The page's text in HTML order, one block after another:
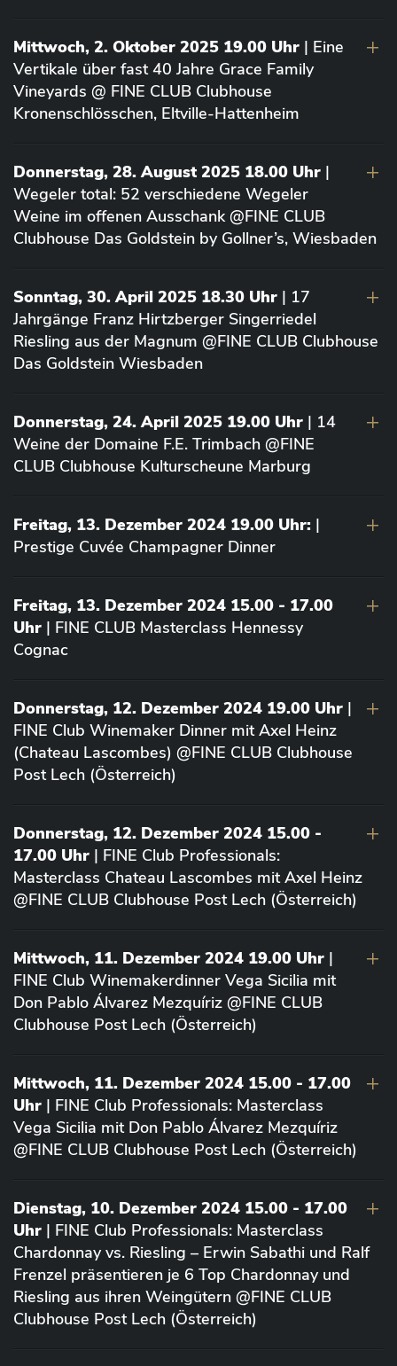
Mittwoch, 2. Oktober 2025 19.00 Uhr | Eine
Vertikale über fast 40 Jahre Grace Family
Vineyards @ FINE CLUB Clubhouse
Kronenschlösschen, Eltville-Hattenheim
Donnerstag, 28. August 2025 18.00 Uhr |
Wegeler total: 52 verschiedene Wegeler
Weine im offenen Ausschank @FINE CLUB
Clubhouse Das Goldstein by Gollner’s, Wiesbaden
Sonntag, 30. April 2025 18.30 Uhr | 17
Jahrgänge Franz Hirtzberger Singerriedel
Riesling aus der Magnum @FINE CLUB Clubhouse
Das Goldstein Wiesbaden
Donnerstag, 24. April 2025 19.00 Uhr | 14
Weine der Domaine F.E. Trimbach @FINE
CLUB Clubhouse Kulturscheune Marburg
Freitag, 13. Dezember 2024 19.00 Uhr: |
Prestige Cuvée Champagner Dinner
Freitag, 13. Dezember 2024 15.00 - 17.00
Uhr | FINE CLUB Masterclass Hennessy
Cognac
Donnerstag, 12. Dezember 2024 19.00 Uhr |
FINE Club Winemaker Dinner mit Axel Heinz
(Chateau Lascombes) @FINE CLUB Clubhouse
Post Lech (Österreich)
Donnerstag, 12. Dezember 2024 15.00 -
17.00 Uhr | FINE Club Professionals:
Masterclass Chateau Lascombes mit Axel Heinz
@FINE CLUB Clubhouse Post Lech (Österreich)
Mittwoch, 11. Dezember 2024 19.00 Uhr |
FINE Club Winemakerdinner Vega Sicilia mit
Don Pablo Álvarez Mezquíriz @FINE CLUB
Clubhouse Post Lech (Österreich)
Mittwoch, 11. Dezember 2024 15.00 - 17.00
Uhr | FINE Club Professionals: Masterclass
Vega Sicilia mit Don Pablo Álvarez Mezquíriz
@FINE CLUB Clubhouse Post Lech (Österreich)
Dienstag, 10. Dezember 2024 15.00 - 17.00
Uhr | FINE Club Professionals: Masterclass
Chardonnay vs. Riesling – Erwin Sabathi und Ralf
Frenzel präsentieren je 6 Top Chardonnay und
Riesling aus ihren Weingütern @FINE CLUB
Clubhouse Post Lech (Österreich)